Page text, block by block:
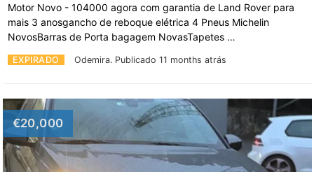
EXPIRADO Odemira. Publicado 11 months atrás
Motor Novo - 104000 agora com garantia de Land Rover para
mais 3 anosgancho de reboque elétrica 4 Pneus Michelin
NovosBarras de Porta bagagem NovasTapetes …
€20,000